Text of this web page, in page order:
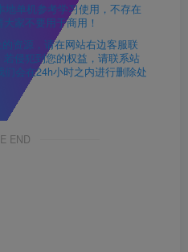
单机参考学习使用，不存在
家不要用于商用！
资源，请在网站右边客服联
侵犯到您的权益，请联系站
会在24h小时之内进行删除处
END